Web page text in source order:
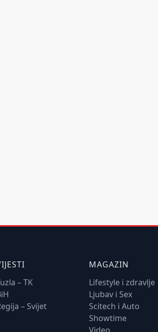
– TK
– Svijet
MAGAZIN
Lifestyle i zdravlje
Ljubav i Sex
Scitech i Auto
Showtime
Video